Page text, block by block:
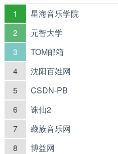
1 星海音乐学院
2 元智大学
3 TOM邮箱
4 沈阳百姓网
5 CSDN-PB
6 诛仙2
7 藏族音乐网
8 博益网